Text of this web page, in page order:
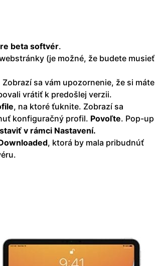
beta softvér.
(je možné, že budete musieť
sa vám upozornenie, že si máte
vrátiť k predošlej verzii.
, na ktoré ťuknite. Zobrazí sa
konfiguračný profil. Povoľte. Pop-up
v rámci Nastavení.
, ktorá by mala pribudnúť